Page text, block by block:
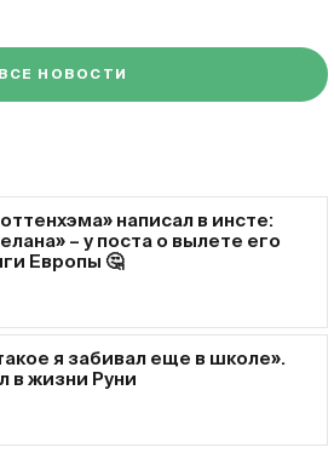
ВСЕ НОВОСТИ
написал в инсте:
– у поста о вылете его
Европы 🤔
я забивал еще в школе».
в жизни Руни